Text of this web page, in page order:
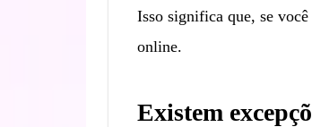
Isso significa que, se
online.
Existem